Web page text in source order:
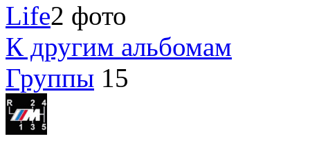
Life2 фото
К другим альбомам
Группы 15